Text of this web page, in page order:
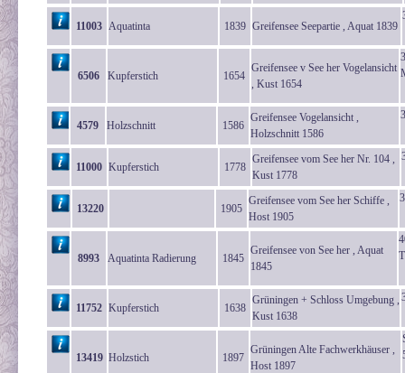
11003 Aquatinta 1839 Greifensee Seepartie , Aquat 1839
6506 Kupferstich 1654
Greifensee v See her Vogelansicht
, Kust 1654
4579 Holzschnitt 1586
Greifensee Vogelansicht ,
Holzschnitt 1586
11000 Kupferstich 1778
Greifensee vom See her Nr. 104 ,
Kust 1778
13220 1905
Greifensee vom See her Schiffe ,
Host 1905
8993 Aquatinta Radierung 1845
Greifensee von See her , Aquat
1845
11752 Kupferstich 1638
Grüningen + Schloss Umgebung ,
Kust 1638
13419 Holzstich 1897
Grüningen Alte Fachwerkhäuser ,
Host 1897